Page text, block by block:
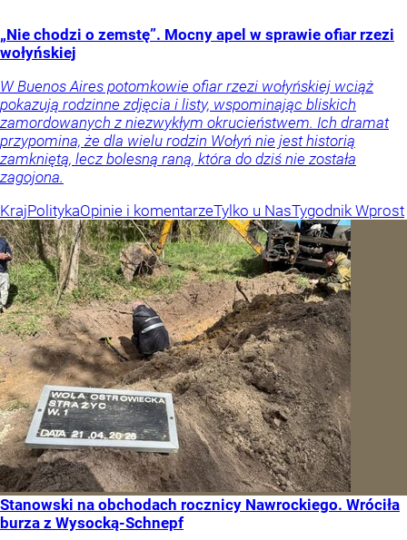
„Nie chodzi o zemstę”. Mocny apel w sprawie ofiar rzezi
wołyńskiej
W Buenos Aires potomkowie ofiar rzezi wołyńskiej wciąż
pokazują rodzinne zdjęcia i listy, wspominając bliskich
zamordowanych z niezwykłym okrucieństwem. Ich dramat
przypomina, że dla wielu rodzin Wołyń nie jest historią
zamkniętą, lecz bolesną raną, która do dziś nie została
zagojona.
KrajPolitykaOpinie i komentarzeTylko u NasTygodnik Wprost
Stanowski na obchodach rocznicy Nawrockiego. Wróciła
burza z Wysocką-Schnepf